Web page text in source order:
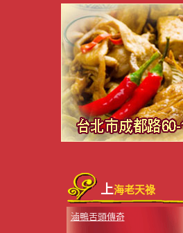
上海老天祿
滷鴨舌頭傳奇